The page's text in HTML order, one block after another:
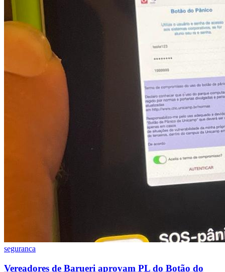
Atlético-MG
seguranca
Vereadores de Barueri aprovam PL do Botão do